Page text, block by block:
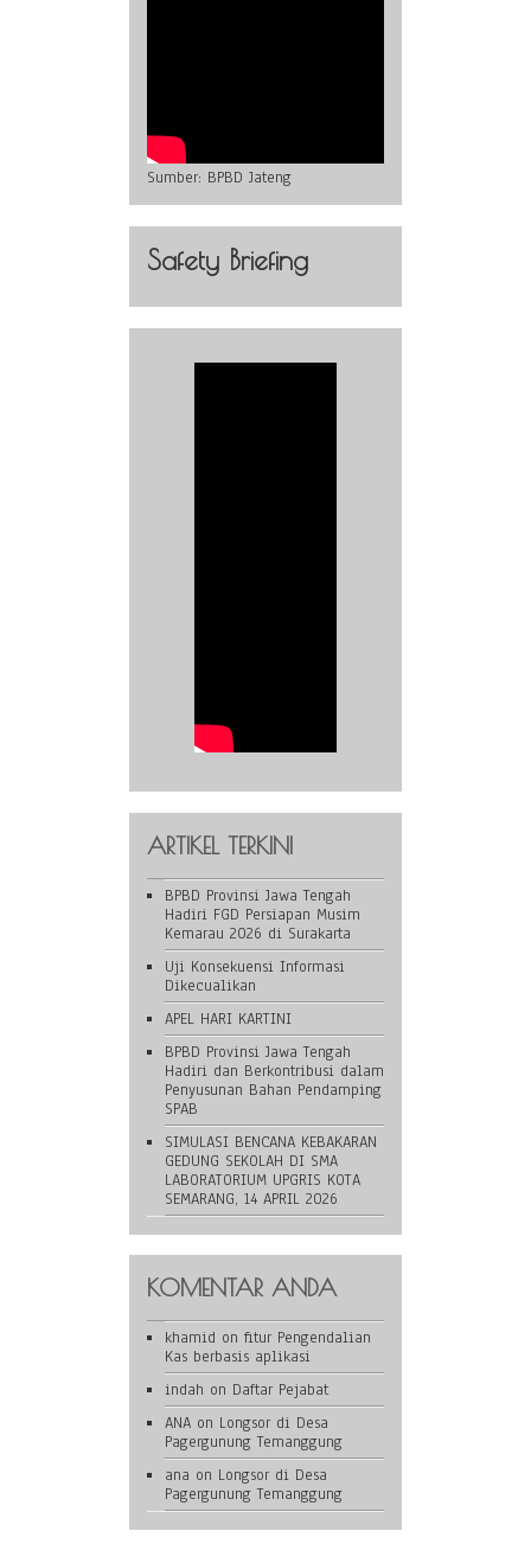
Sumber: BPBD Jateng
Safety Briefing
ARTIKEL TERKINI
BPBD Provinsi Jawa Tengah
Hadiri FGD Persiapan Musim
Kemarau 2026 di Surakarta
Uji Konsekuensi Informasi
Dikecualikan
APEL HARI KARTINI
BPBD Provinsi Jawa Tengah
Hadiri dan Berkontribusi dalam
Penyusunan Bahan Pendamping
SPAB
SIMULASI BENCANA KEBAKARAN
GEDUNG SEKOLAH DI SMA
LABORATORIUM UPGRIS KOTA
SEMARANG, 14 APRIL 2026
KOMENTAR ANDA
khamid on fitur Pengendalian
Kas berbasis aplikasi
indah on Daftar Pejabat
ANA on Longsor di Desa
Pagergunung Temanggung
ana on Longsor di Desa
Pagergunung Temanggung